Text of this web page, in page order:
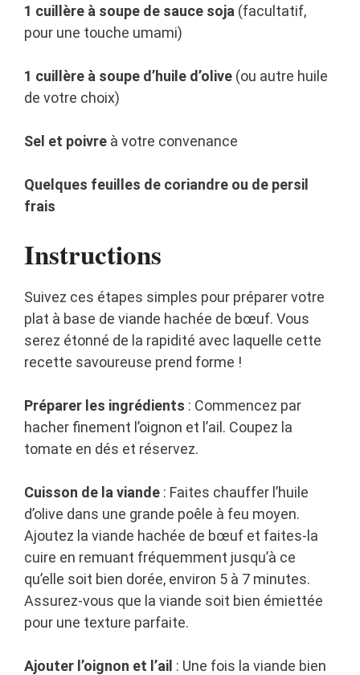
1 cuillère à soupe de sauce soja (facultatif,
pour une touche umami)
1 cuillère à soupe d’huile d’olive (ou autre huile
de votre choix)
Sel et poivre à votre convenance
Quelques feuilles de coriandre ou de persil
frais
Instructions
Suivez ces étapes simples pour préparer votre
plat à base de viande hachée de bœuf. Vous
serez étonné de la rapidité avec laquelle cette
recette savoureuse prend forme !
Préparer les ingrédients : Commencez par
hacher finement l’oignon et l’ail. Coupez la
tomate en dés et réservez.
Cuisson de la viande : Faites chauffer l’huile
d’olive dans une grande poêle à feu moyen.
Ajoutez la viande hachée de bœuf et faites-la
cuire en remuant fréquemment jusqu’à ce
qu’elle soit bien dorée, environ 5 à 7 minutes.
Assurez-vous que la viande soit bien émiettée
pour une texture parfaite.
Ajouter l’oignon et l’ail : Une fois la viande bien